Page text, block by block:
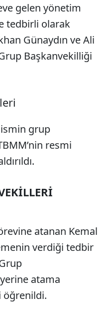
gelen yönetim
tedbirli olarak
Günaydın ve Ali
Başkanvekilliği
ismin grup
resmi
atanan Kemal
verdiği tedbir
atama
öğrenildi.